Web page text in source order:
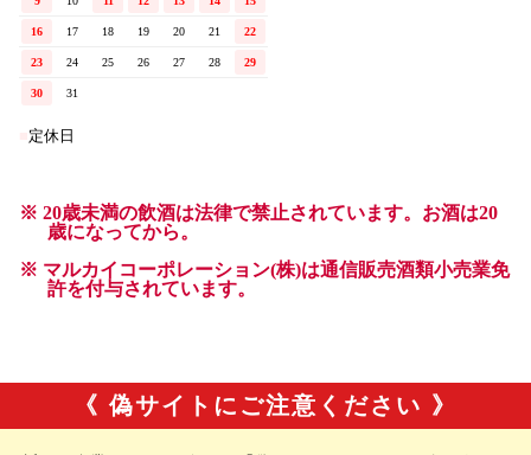
《 偽サイトにご注意ください 》